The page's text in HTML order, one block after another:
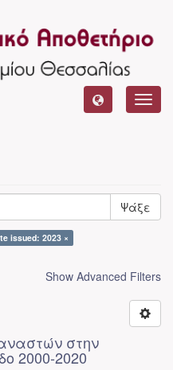
Ψάξε
issued: 2023 ×
Show Advanced Filters
στην
2000-2020